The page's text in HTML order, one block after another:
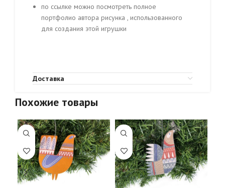
по ссылке можно посмотреть полное
портфолио автора рисунка , использованного
для создания этой игрушки
Доставка
Похожие товары